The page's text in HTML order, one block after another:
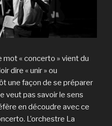
mot « concerto » vient du
dire « unir » ou
une façon de se préparer
veut pas savoir le sens
en découdre avec ce
L’orchestre La